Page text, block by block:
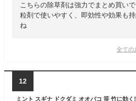
こちらの除草剤は強力でまとめ買いで
粒剤で使いやすく、即効性や効果も
ね
全ての
12